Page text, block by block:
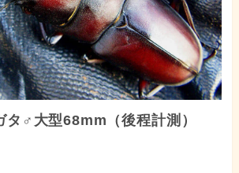
タ♂大型68mm（後程計測）